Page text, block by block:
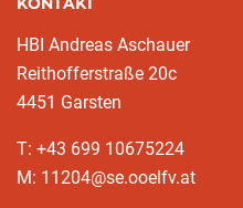
HBI Andreas Aschauer
Reithofferstraße 20c
4451 Garsten
T: ‭+43 699 10675224‬
M: 11204@se.ooelfv.at